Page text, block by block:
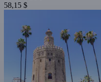
58,15 $